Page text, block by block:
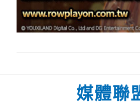
媒體聯